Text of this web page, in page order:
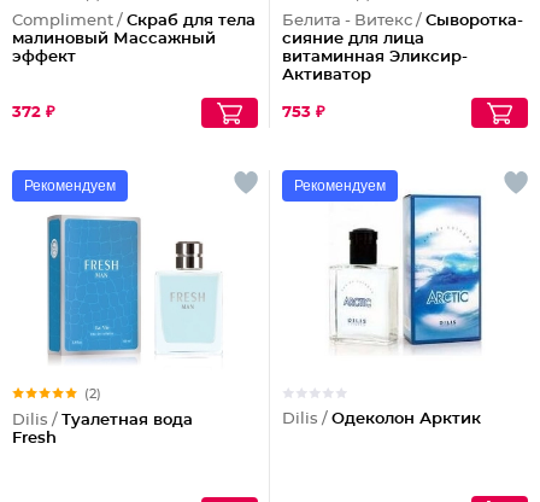
Compliment / Скраб для тела
малиновый Массажный
эффект
372 ₽
Белита - Витекс / Сыворотка-
сияние для лица
витаминная Эликсир-
Активатор
753 ₽
Рекомендуем
(2)
Dilis / Туалетная вода
Fresh
Рекомендуем
Dilis / Одеколон Арктик